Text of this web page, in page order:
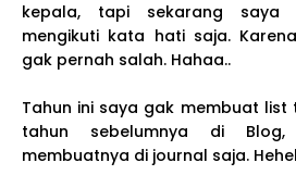
kepala, tapi sekarang saya
mengikuti kata hati saja.
gak pernah salah. Hahaa..
Tahun ini saya gak membuat
tahun sebelumnya di
membuatnya di journal saja.